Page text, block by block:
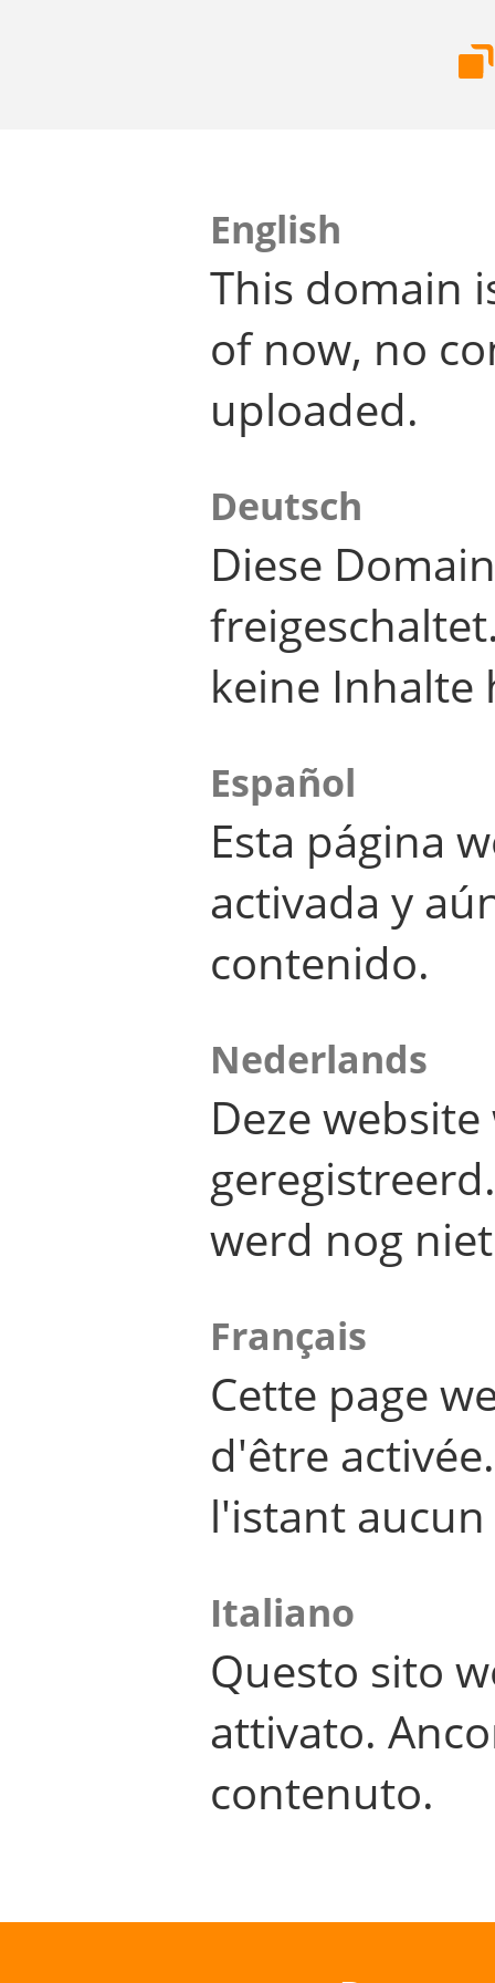
English
This domain
of now, no
uploaded.
Deutsch
Diese
keine Inhalte
Español
Esta página
activada y
contenido.
Nederlands
Deze
werd nog
Français
Cette page
d'être
l'istant
Italiano
Questo sito
attivato.
contenuto.